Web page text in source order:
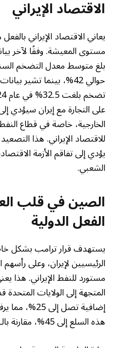
الاقتصاد الإيراني
يعاني الاقتصاد الإيراني
مستوى المعيشة. وفقًا لآخر
حوالي 42%، بينما تشير
على التجارة مع إيران سيؤدي
الخارجية، خاصة في قطاع
للاقتصاد الإيراني. هذا
يؤدي إلى تفاقم الأزمة
الشعبي.
الصين في قلب
الفعل الدولية
يستهدف قرار ترامب بشكل
الرئيسيين لإيران، وعلى رأسهم
مستورد للنفط الإيراني. هذا
المتجهة إلى الولايات
إضافية تصل
هذه السلع إلى 45%، مقارنة بالـ 20% الحالية.